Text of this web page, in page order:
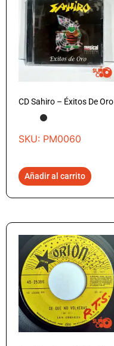
CD Sahiro – Éxitos De Oro
SKU: PM0060
Añadir al carrito